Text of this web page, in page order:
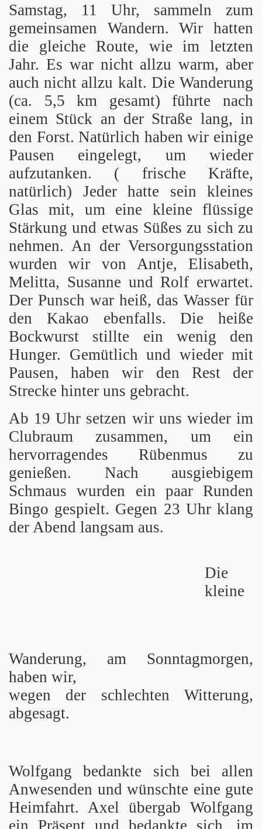
Samstag, 11 Uhr, sammeln zum
gemeinsamen Wandern. Wir hatten
die gleiche Route, wie im letzten
Jahr. Es war nicht allzu warm, aber
auch nicht allzu kalt. Die Wanderung
(ca. 5,5 km gesamt) führte nach
einem Stück an der Straße lang, in
den Forst. Natürlich haben wir einige
Pausen eingelegt, um wieder
aufzutanken. ( frische Kräfte,
natürlich) Jeder hatte sein kleines
Glas mit, um eine kleine flüssige
Stärkung und etwas Süßes zu sich zu
nehmen. An der Versorgungsstation
wurden wir von Antje, Elisabeth,
Melitta, Susanne und Rolf erwartet.
Der Punsch war heiß, das Wasser für
den Kakao ebenfalls. Die heiße
Bockwurst stillte ein wenig den
Hunger. Gemütlich und wieder mit
Pausen, haben wir den Rest der
Strecke hinter uns gebracht.
Ab 19 Uhr setzen wir uns wieder im
Clubraum zusammen, um ein
hervorragendes Rübenmus zu
genießen. Nach ausgiebigem
Schmaus wurden ein paar Runden
Bingo gespielt. Gegen 23 Uhr klang
der Abend langsam aus.
Die
kleine
Wanderung, am Sonntagmorgen,
haben wir,
wegen der schlechten Witterung,
abgesagt.
Wolfgang bedankte sich bei allen
Anwesenden und wünschte eine gute
Heimfahrt. Axel übergab Wolfgang
ein Präsent und bedankte sich, im